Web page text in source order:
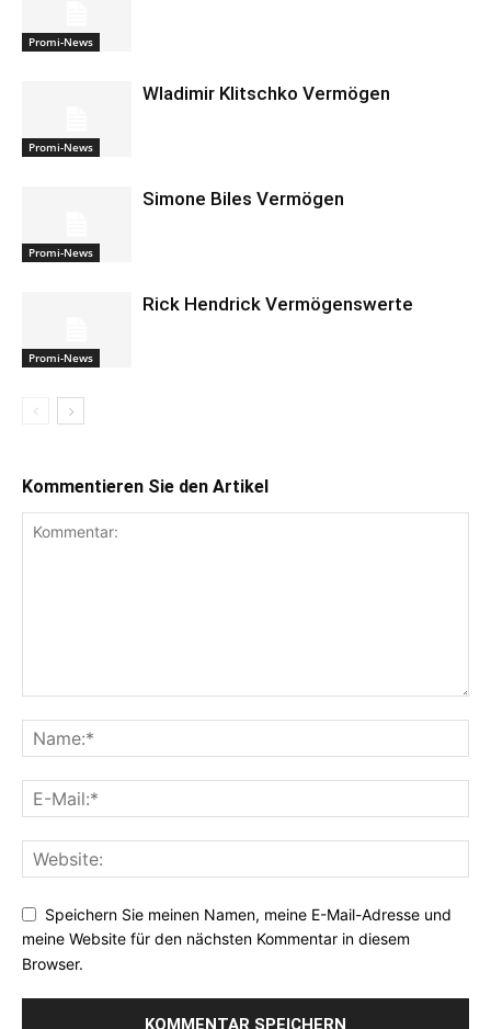
Promi-News
Promi-News
Wladimir Klitschko Vermögen
Promi-News
Simone Biles Vermögen
Promi-News
Rick Hendrick Vermögenswerte
Kommentieren Sie den Artikel
Speichern Sie meinen Namen, meine E-Mail-Adresse und
meine Website für den nächsten Kommentar in diesem
Browser.